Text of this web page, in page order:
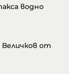
водно
от